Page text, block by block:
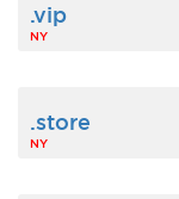
.vip
NY
.store
NY